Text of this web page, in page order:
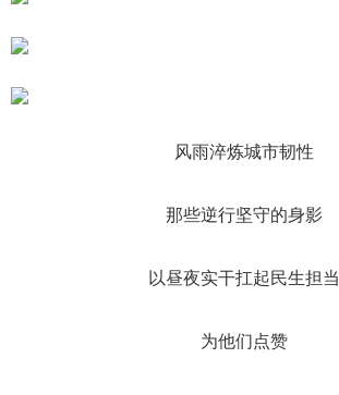
风雨淬炼城市韧性
那些逆行坚守的身影
以昼夜实干扛起民生担当
为他们点赞